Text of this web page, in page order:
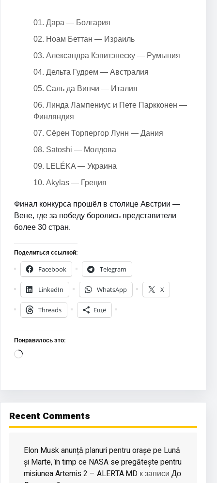
Дара — Болгария
Ноам Беттан — Израиль
Александра Кэпитэнеску — Румыния
Дельта Гудрем — Австралия
Саль да Винчи — Италия
Линда Лампениус и Пете Паркконен —
Финляндия
Сёрен Торпергор Лунн — Дания
Satoshi — Молдова
LELÉKA — Украина
Akylas — Греция
Финал конкурса прошёл в столице Австрии —
Вене, где за победу боролись представители
более 30 стран.
Поделиться ссылкой:
Facebook
Telegram
LinkedIn WhatsApp X
Threads Ещё
Понравилось это:
Загрузка…
Recent Comments
Elon Musk anunță planuri pentru orașe pe Lună
și Marte, în timp ce NASA se pregătește pentru
misiunea Artemis 2 – ALERTA.MD к записи До